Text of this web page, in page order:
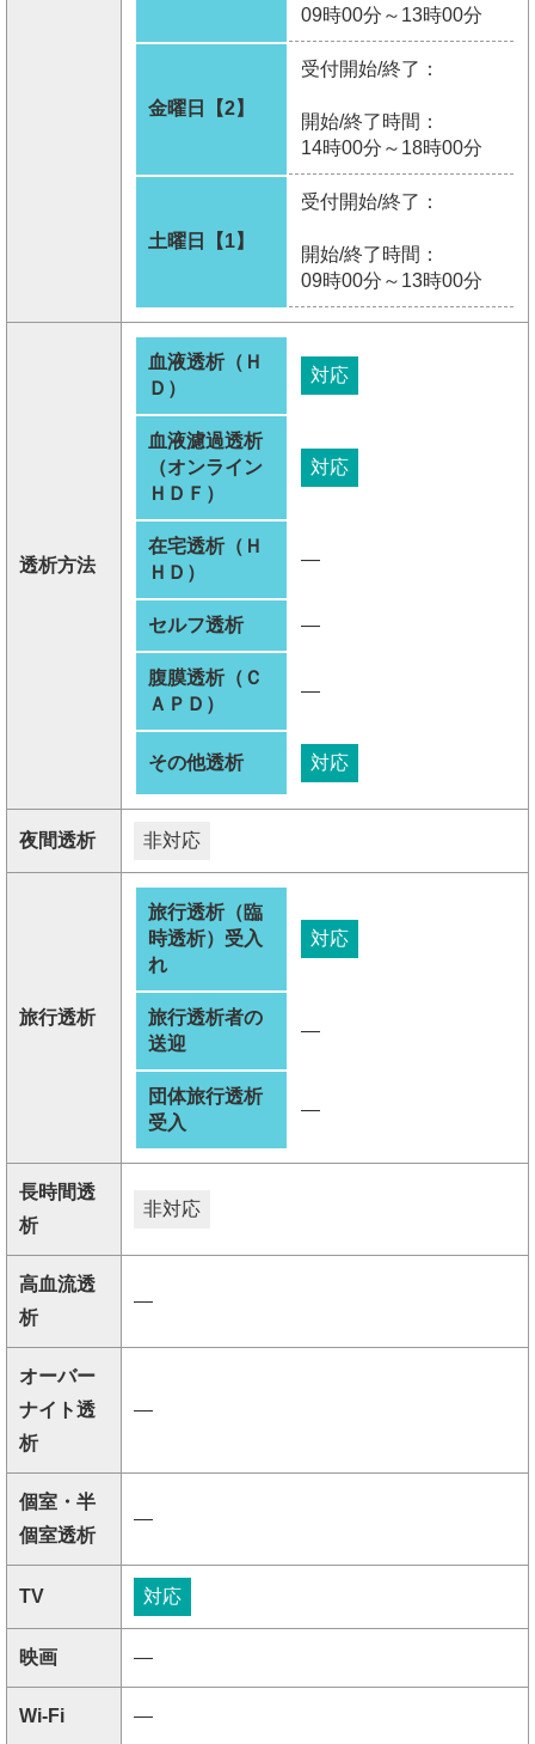
09時00分～13時00分
金曜日【2】
受付開始/終了：
開始/終了時間：
14時00分～18時00分
土曜日【1】
受付開始/終了：
開始/終了時間：
09時00分～13時00分
透析方法
血液透析（Ｈ
Ｄ）
対応
血液濾過透析
（オンライン
ＨＤＦ）
対応
在宅透析（Ｈ
ＨＤ）
―
セルフ透析 ―
腹膜透析（Ｃ
ＡＰＤ）
―
その他透析 対応
夜間透析 非対応
旅行透析
旅行透析（臨
時透析）受入
れ
対応
旅行透析者の
送迎
―
団体旅行透析
受入
―
長時間透
析
非対応
高血流透
析
―
オーバー
ナイト透
析
―
個室・半
個室透析
―
TV 対応
映画 ―
Wi-Fi ―